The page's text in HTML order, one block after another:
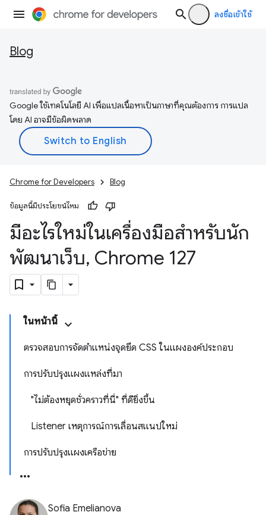
ลงชื่อเข้าใช้
Blog
Google ใช้เทคโนโลยี AI เพื่อแปลเนื้อหาเป็นภาษาที่คุณต้องการ การแปล
โดย AI อาจมีข้อผิดพลาด
Chrome for Developers Blog
ข้อมูลนี้มีประโยชน์ไหม
มีอะไรใหม่ในเครื่องมือสำหรับนัก
พัฒนาเว็บ, Chrome 127
ในหน้านี้
ตรวจสอบการจัดตำแหน่งจุดยึด CSS ในแผงองค์ประกอบ
การปรับปรุงแผงแหล่งที่มา
"ไม่ต้องหยุดชั่วคราวที่นี่" ที่ดียิ่งขึ้น
Listener เหตุการณ์การเลื่อนสแนปใหม่
การปรับปรุงแผงเครือข่าย
Sofia Emelianova